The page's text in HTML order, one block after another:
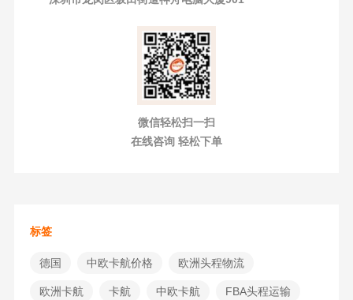
微信轻松扫一扫
在线咨询 轻松下单
标签
德国 中欧卡航价格 欧洲头程物流
欧洲卡航 卡航 中欧卡航 FBA头程运输